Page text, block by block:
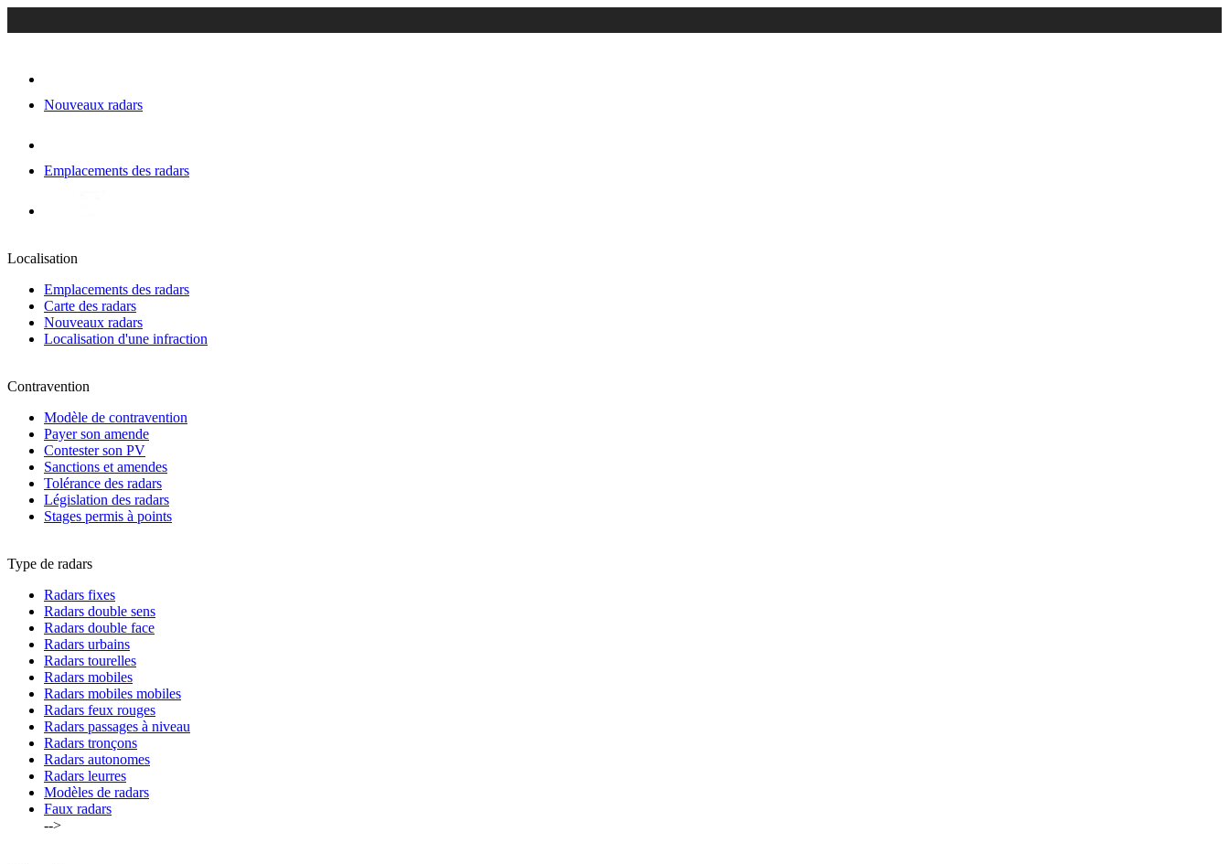
Nouveaux radars
Emplacements des radars
Localisation
Emplacements des radars
Carte des radars
Nouveaux radars
Localisation d'une infraction
Contravention
Modèle de contravention
Payer son amende
Contester son PV
Sanctions et amendes
Tolérance des radars
Législation des radars
Stages permis à points
Type de radars
Radars fixes
Radars double sens
Radars double face
Radars urbains
Radars tourelles
Radars mobiles
Radars mobiles mobiles
Radars feux rouges
Radars passages à niveau
Radars tronçons
Radars autonomes
Radars leurres
Modèles de radars
Faux radars
-->